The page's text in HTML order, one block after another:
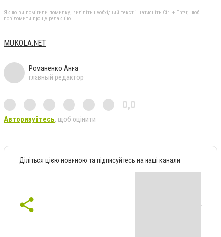
Якщо ви помітили помилку, виділіть необхідний текст і натисніть Ctrl + Enter, щоб
повідомити про це редакцію
МUKOLA.NET
Романенко Анна
главный редактор
0,0
Авторизуйтесь, щоб оцінити
Діліться цією новиною та підписуйтесь на наші канали